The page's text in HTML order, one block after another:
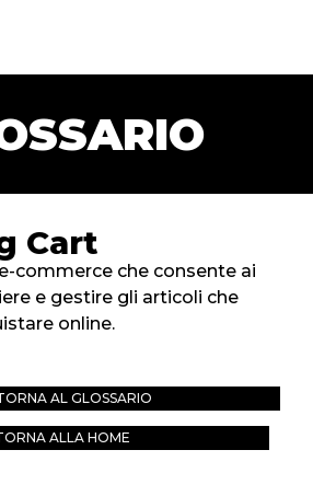
Cart
commerce che consente ai
e gestire gli articoli che
online.
AL GLOSSARIO
ALLA HOME